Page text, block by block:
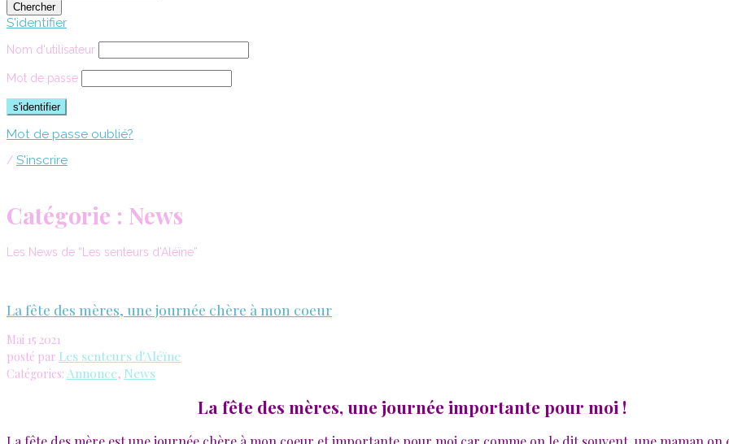
S'identifier
Nom d'utilisateur
Mot de passe
Mot de passe oublié?
/ S'inscrire
Catégorie : News
Les News de “Les senteurs d’Aléïne”
La fête des mères, une journée chère à mon coeur
Mai 15 2021
posté par Les senteurs d'Aléïne
Catégories: Annonce, News
La fête des mères, une journée importante pour moi !